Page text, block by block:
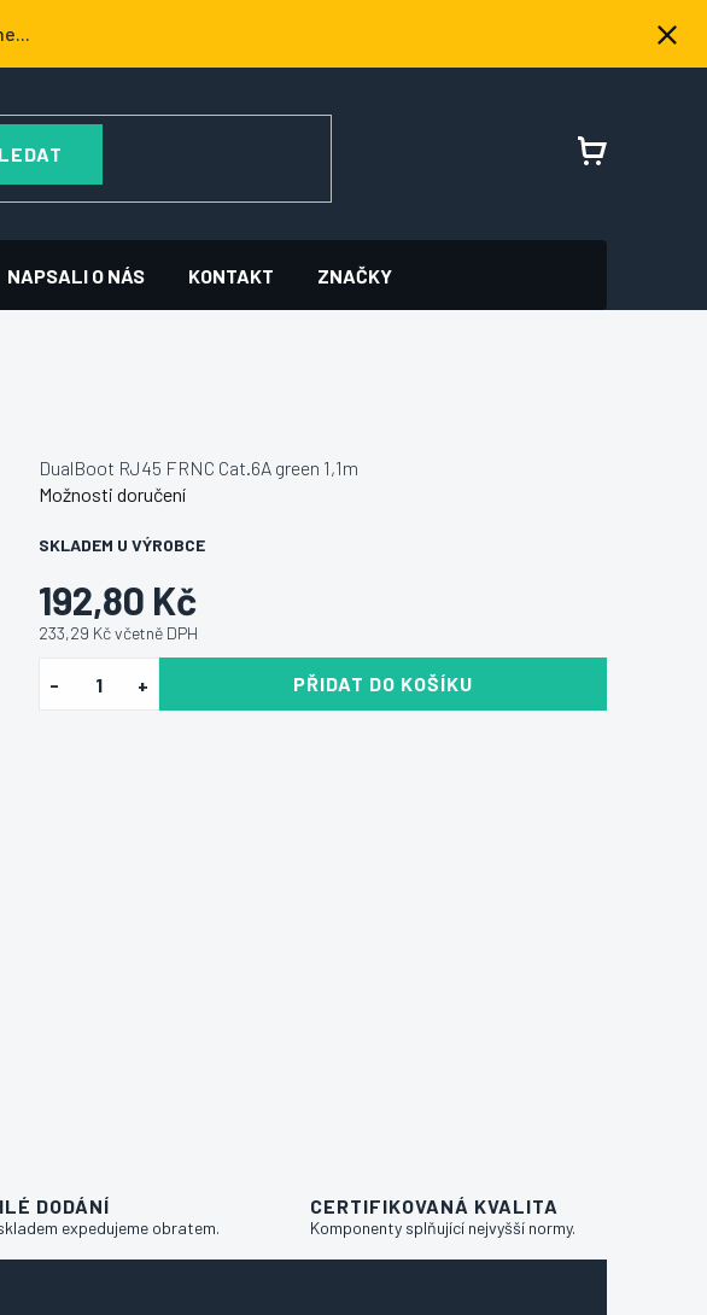
NÁKUPNÍ
NAPSALI O NÁS KONTAKT ZNAČKY
192,80 Kč
233,29 Kč včetně DPH
SKLADEM U VÝROBCE
Možnosti doručení
PŘIDAT DO KOŠÍKU
DualBoot RJ45 FRNC Cat.6A green 1,1m
DODÁNÍ
expedujeme obratem.
CERTIFIKOVANÁ KVALITA
Komponenty splňující nejvyšší normy.